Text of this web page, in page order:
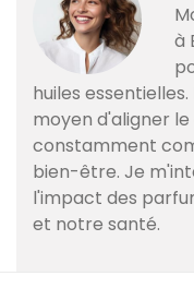
à
huiles
moyen d'aligner
constamment
bien-être. Je
l'impact des
et notre santé.